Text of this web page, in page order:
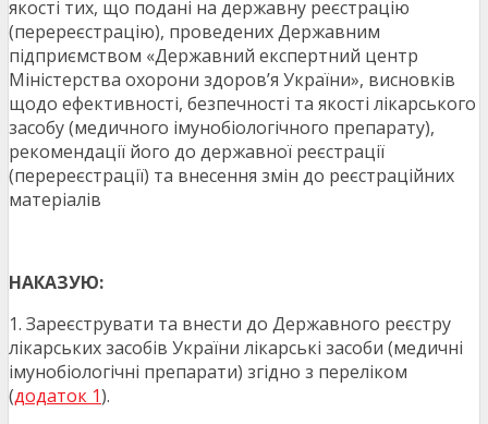
якості тих, що подані на державну реєстрацію
(перереєстрацію), проведених Державним
підприємством «Державний експертний центр
Міністерства охорони здоров’я України», висновків
щодо ефективності, безпечності та якості лікарського
засобу (медичного імунобіологічного препарату),
рекомендації його до державної реєстрації
(перереєстрації) та внесення змін до реєстраційних
матеріалів
НАКАЗУЮ:
1. Зареєструвати та внести до Державного реєстру
лікарських засобів України лікарські засоби (медичні
імунобіологічні препарати) згідно з переліком
(додаток 1).